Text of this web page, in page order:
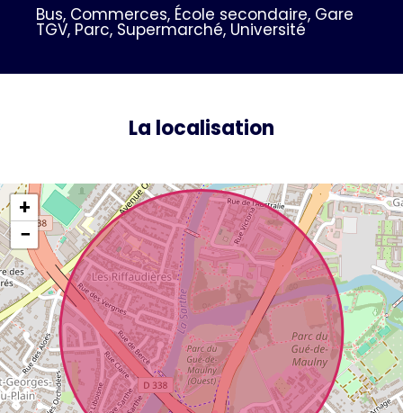
Bus, Commerces, École secondaire, Gare
TGV, Parc, Supermarché, Université
La localisation
+
−